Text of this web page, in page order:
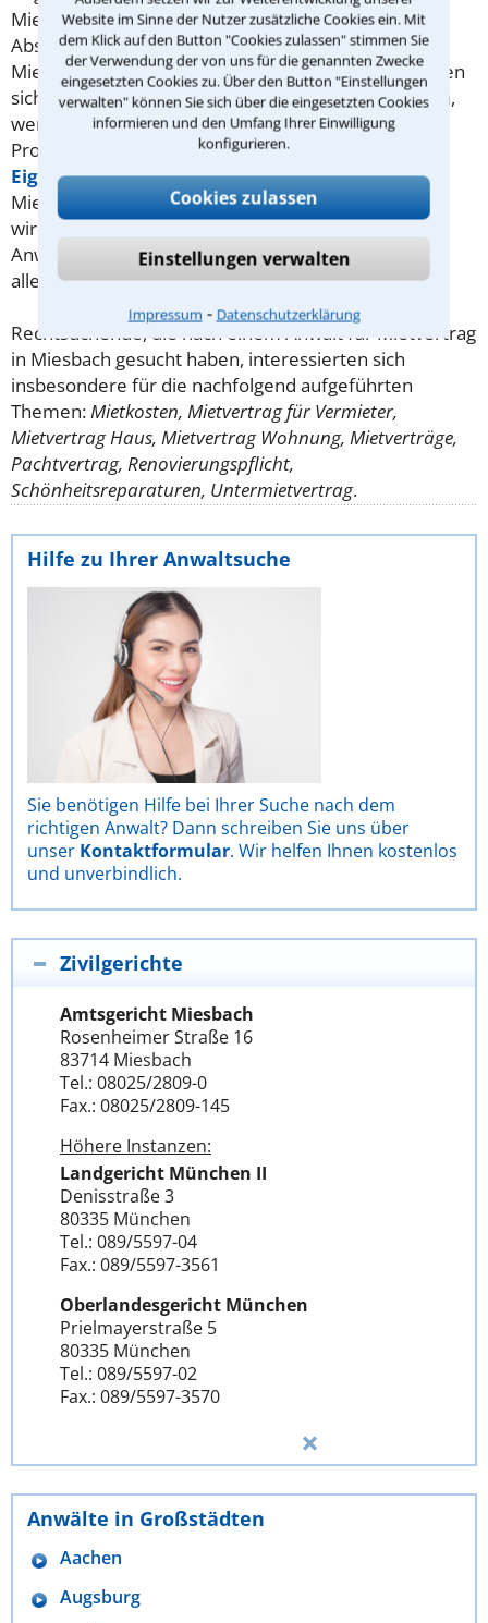
Website im Sinne der Nutzer zusätzliche Cookies ein. Mit
dem Klick auf den Button "Cookies zulassen" stimmen Sie
der Verwendung der von uns für die genannten Zwecke
eingesetzten Cookies zu. Über den Button "Einstellungen
verwalten" können Sie sich über die eingesetzten Cookies
informieren und den Umfang Ihrer Einwilligung
konfigurieren.
Cookies zulassen
Einstellungen verwalten
Impressum ⁃ Datenschutzerklärung
Mietkosten auch möglichst alle mündlichen
Absprachen enthalten sein, etwa zu Mobiliar,
Mieterhöhung oder Kündigungsfrist. Oftmals ergeben
sich jedoch unerwartete Änderungen. Was ist zu tun,
wenn ein Partner in die Mietwohnung einzieht, es
Probleme bei der Betriebskostenabrechnung gibt,
Eigenbedarfangemeldet werden soll oder der
Mietzins schlicht und ergreifend nicht mehr bezahlt
wird? Hier können Sie unverbindlich Kontakt zum
Anwalt für
Mietrechtin Miesbach aufnehmen und
alles erfahren, was Sie wissen müssen.
Rechtsuchende, die nach einem Anwalt für Mietvertrag
in Miesbach gesucht haben, interessierten sich
insbesondere für die nachfolgend aufgeführten
Themen:Mietkosten, Mietvertrag für Vermieter,
Mietvertrag Haus, Mietvertrag Wohnung, Mietverträge,
Pachtvertrag, Renovierungspflicht,
Schönheitsreparaturen, Untermietvertrag.
Hilfe zu Ihrer Anwaltsuche
Sie benötigen Hilfe bei Ihrer Suche nach dem
richtigen Anwalt? Dann schreiben Sie uns über
unser Kontaktformular. Wir helfen Ihnen kostenlos
und unverbindlich.
Zivilgerichte
Amtsgericht Miesbach
Rosenheimer Straße 16
83714 Miesbach
Tel.: 08025/2809-0
Fax.: 08025/2809-145
Höhere Instanzen:
Landgericht München II
Denisstraße 3
80335 München
Tel.: 089/5597-04
Fax.: 089/5597-3561
Oberlandesgericht München
Prielmayerstraße 5
80335 München
Tel.: 089/5597-02
Fax.: 089/5597-3570
Anwälte in Großstädten
Aachen
Augsburg